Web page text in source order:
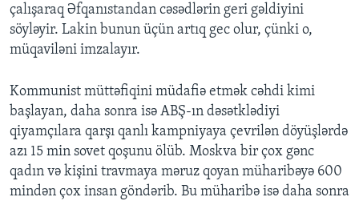
çalışaraq Əfqanıstandan cəsədlərin geri gəldiyini
söyləyir. Lakin bunun üçün artıq gec olur, çünki o,
müqaviləni imzalayır.
Kommunist müttəfiqini müdafiə etmək cəhdi kimi
başlayan, daha sonra isə ABŞ-ın dəsətklədiyi
qiyamçılara qarşı qanlı kampniyaya çevrilən döyüşlərdə
azı 15 min sovet qoşunu ölüb. Moskva bir çox gənc
qadın və kişini travmaya məruz qoyan müharibəyə 600
mindən çox insan göndərib. Bu müharibə isə daha sonra